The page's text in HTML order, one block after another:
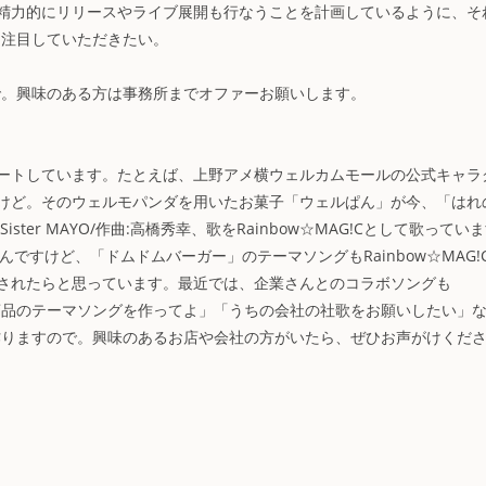
的にリリースやライブ展開も行なうことを計画しているように、そ
していただきたい。
味のある方は事務所までオファーお願いします。
しています。たとえば、上野アメ横ウェルカムモールの公式キャラ
。そのウェルモパンダを用いたお菓子「ウェルぱん」が今、「はれ
MAYO/作曲:高橋秀幸、歌をRainbow☆MAG!Cとして歌ってい
すけど、「ドムドムバーガー」のテーマソングも
たらと思っています。最近では、企業さんとのコラボソングも
テーマソングを作ってよ」「うちの会社の社歌をお願いしたい」
すので。興味のあるお店や会社の方がいたら、ぜひお声がけくだ